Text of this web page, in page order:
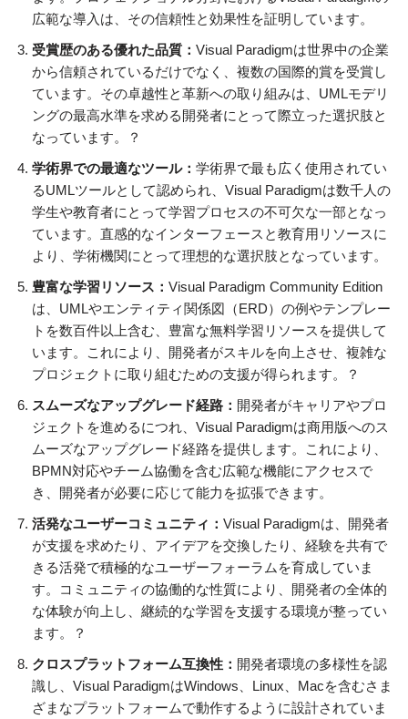
広範な導入は、その信頼性と効果性を証明しています。
受賞歴のある優れた品質： Visual Paradigmは世界中の企業
から信頼されているだけでなく、複数の国際的賞を受賞し
ています。その卓越性と革新への取り組みは、UMLモデリ
ングの最高水準を求める開発者にとって際立った選択肢と
なっています。？
学術界での最適なツール： 学術界で最も広く使用されてい
るUMLツールとして認められ、Visual Paradigmは数千人の
学生や教育者にとって学習プロセスの不可欠な一部となっ
ています。直感的なインターフェースと教育用リソースに
より、学術機関にとって理想的な選択肢となっています。
豊富な学習リソース： Visual Paradigm Community Edition
は、UMLやエンティティ関係図（ERD）の例やテンプレー
トを数百件以上含む、豊富な無料学習リソースを提供して
います。これにより、開発者がスキルを向上させ、複雑な
プロジェクトに取り組むための支援が得られます。？
スムーズなアップグレード経路： 開発者がキャリアやプロ
ジェクトを進めるにつれ、Visual Paradigmは商用版へのス
ムーズなアップグレード経路を提供します。これにより、
BPMN対応やチーム協働を含む広範な機能にアクセスで
き、開発者が必要に応じて能力を拡張できます。
活発なユーザーコミュニティ： Visual Paradigmは、開発者
が支援を求めたり、アイデアを交換したり、経験を共有で
きる活発で積極的なユーザーフォーラムを育成していま
す。コミュニティの協働的な性質により、開発者の全体的
な体験が向上し、継続的な学習を支援する環境が整ってい
ます。？
クロスプラットフォーム互換性： 開発者環境の多様性を認
識し、Visual ParadigmはWindows、Linux、Macを含むさま
ざまなプラットフォームで動作するように設計されていま